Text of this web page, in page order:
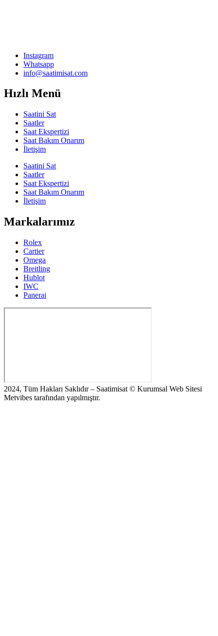
Instagram
Whatsapp
info@saatimisat.com
Hızlı Menü
Saatini Sat
Saatler
Saat Ekspertizi
Saat Bakım Onarım
İletişim
Saatini Sat
Saatler
Saat Ekspertizi
Saat Bakım Onarım
İletişim
Markalarımız
Rolex
Cartier
Omega
Breitling
Hublot
IWC
Panerai
2024, Tüm Hakları Saklıdır – Saatimisat © Kurumsal Web Sitesi
Metvibes tarafından yapılmıştır.